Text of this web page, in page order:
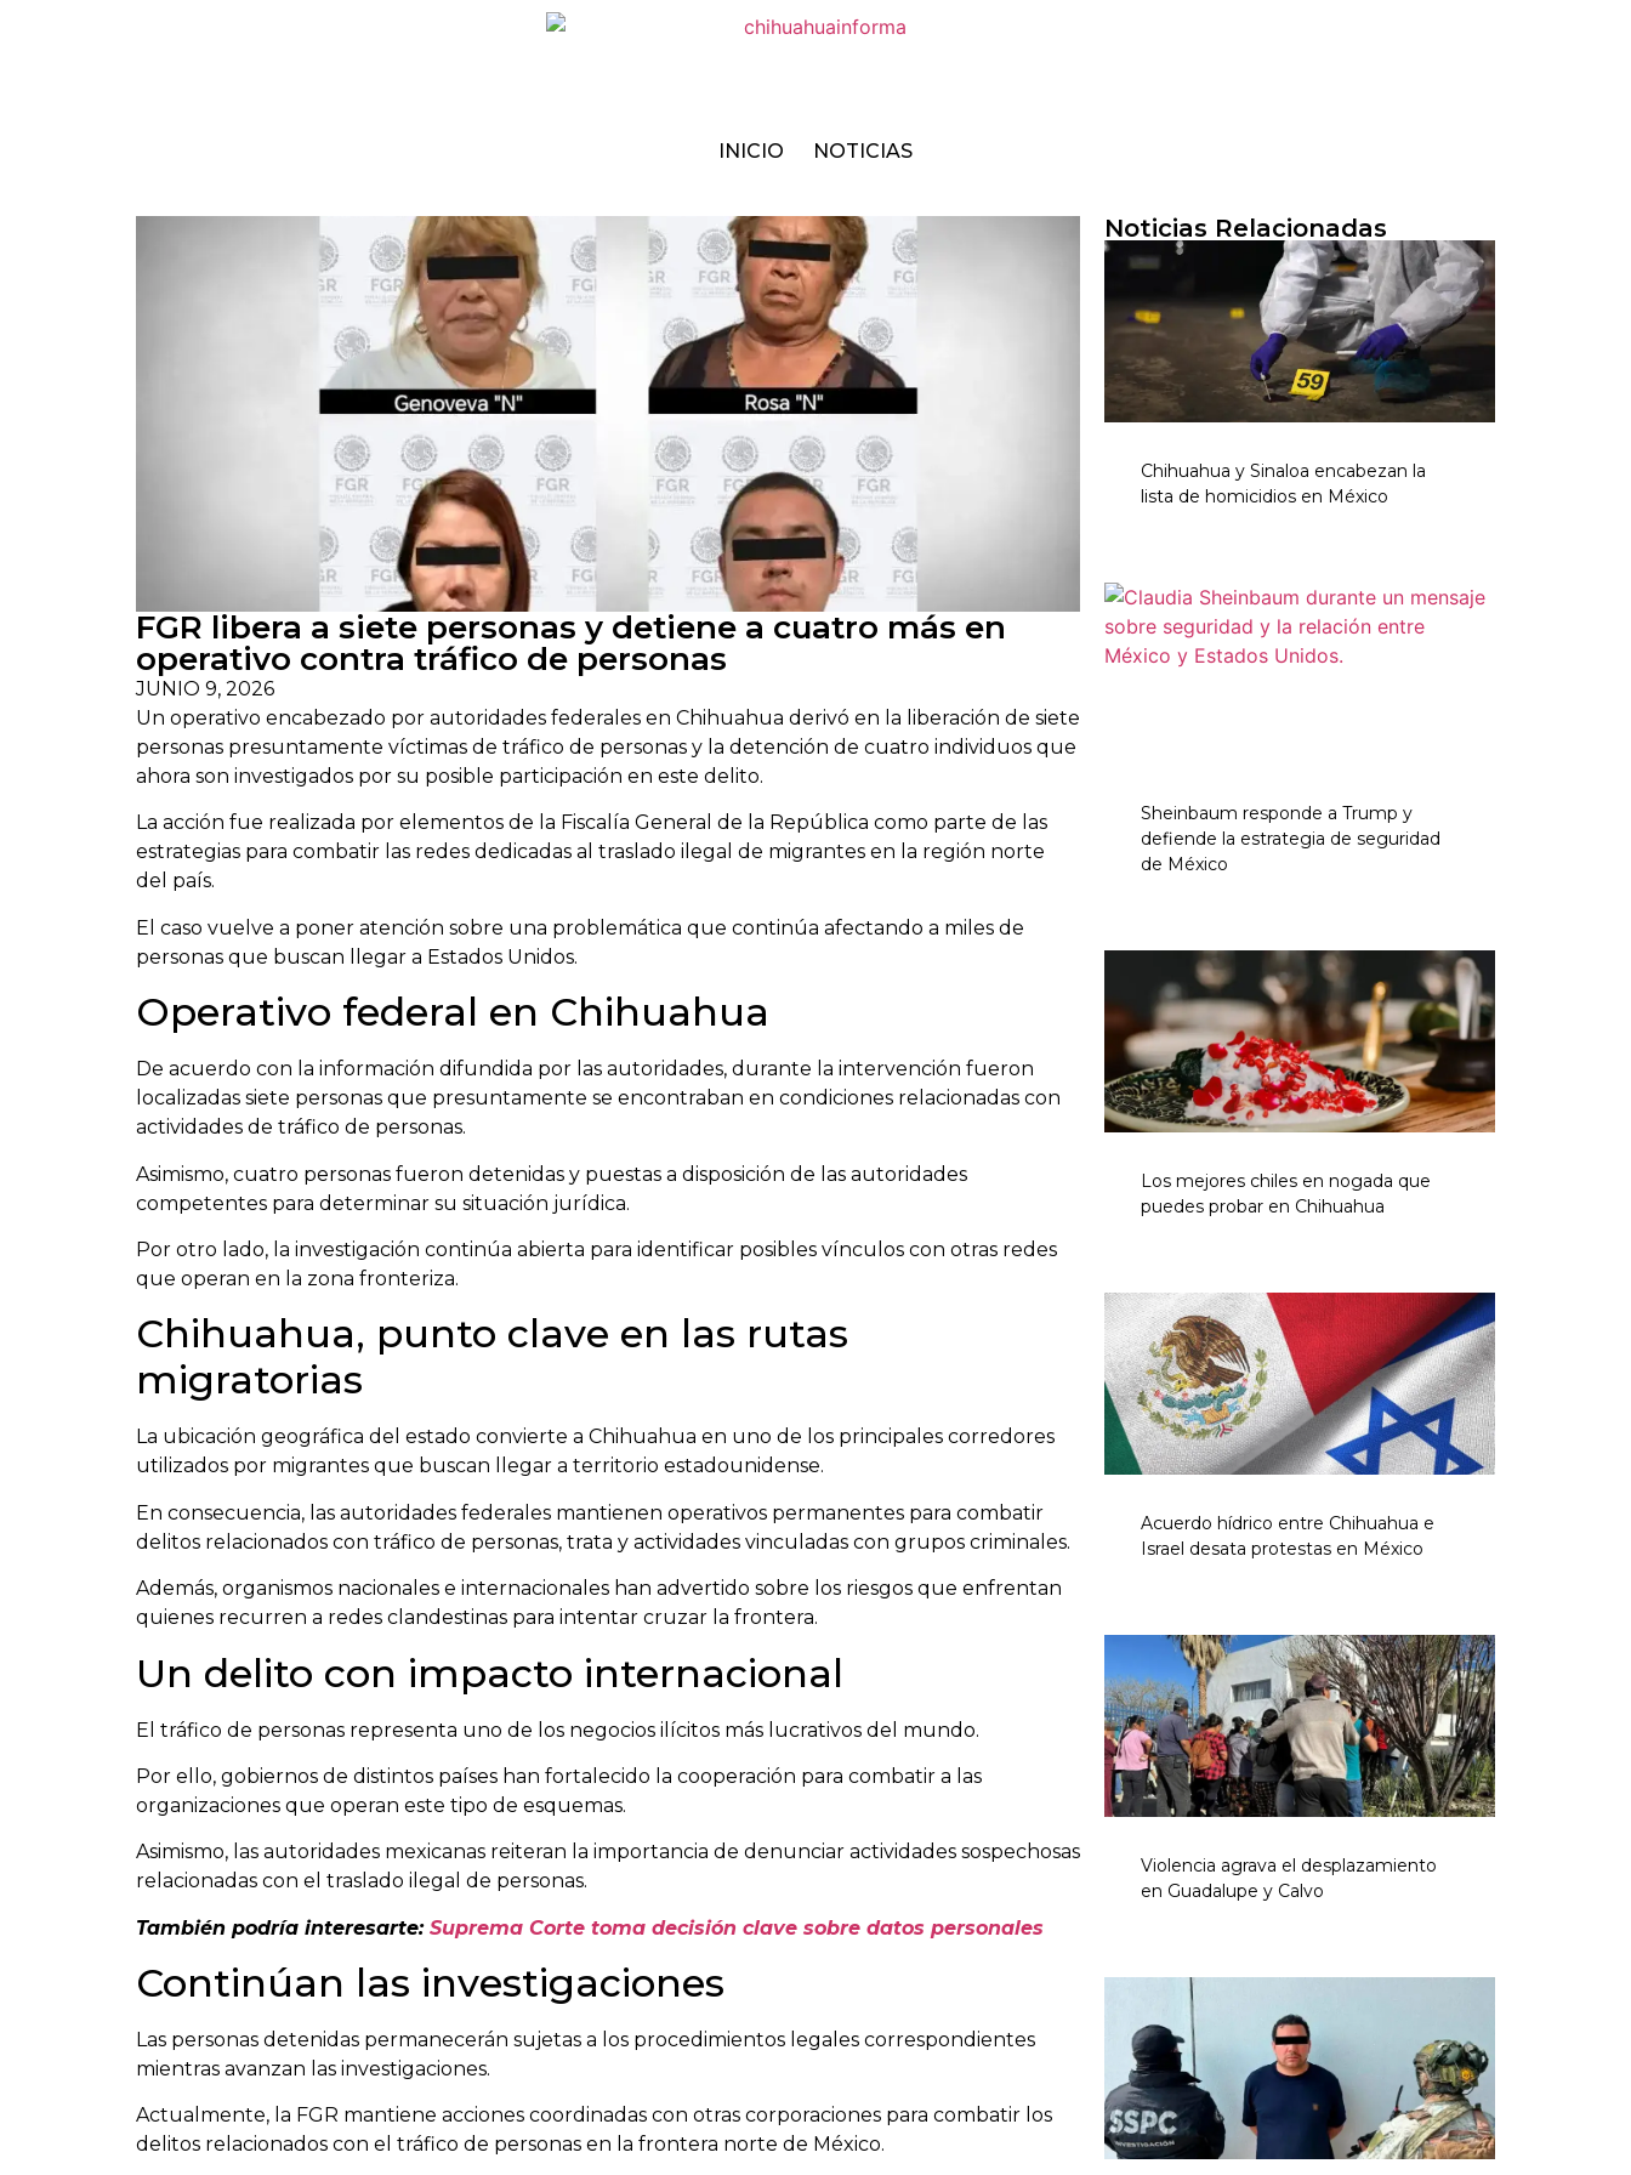
INICIO NOTICIAS
FGR libera a siete personas y detiene a cuatro más en
operativo contra tráfico de personas
JUNIO 9, 2026
Un operativo encabezado por autoridades federales en Chihuahua derivó en la liberación de siete
personas presuntamente víctimas de tráfico de personas y la detención de cuatro individuos que
ahora son investigados por su posible participación en este delito.
La acción fue realizada por elementos de la Fiscalía General de la República como parte de las
estrategias para combatir las redes dedicadas al traslado ilegal de migrantes en la región norte
del país.
El caso vuelve a poner atención sobre una problemática que continúa afectando a miles de
personas que buscan llegar a Estados Unidos.
Operativo federal en Chihuahua
De acuerdo con la información difundida por las autoridades, durante la intervención fueron
localizadas siete personas que presuntamente se encontraban en condiciones relacionadas con
actividades de tráfico de personas.
Asimismo, cuatro personas fueron detenidas y puestas a disposición de las autoridades
competentes para determinar su situación jurídica.
Por otro lado, la investigación continúa abierta para identificar posibles vínculos con otras redes
que operan en la zona fronteriza.
Chihuahua, punto clave en las rutas
migratorias
La ubicación geográfica del estado convierte a Chihuahua en uno de los principales corredores
utilizados por migrantes que buscan llegar a territorio estadounidense.
En consecuencia, las autoridades federales mantienen operativos permanentes para combatir
delitos relacionados con tráfico de personas, trata y actividades vinculadas con grupos criminales.
Además, organismos nacionales e internacionales han advertido sobre los riesgos que enfrentan
quienes recurren a redes clandestinas para intentar cruzar la frontera.
Un delito con impacto internacional
El tráfico de personas representa uno de los negocios ilícitos más lucrativos del mundo.
Por ello, gobiernos de distintos países han fortalecido la cooperación para combatir a las
organizaciones que operan este tipo de esquemas.
Asimismo, las autoridades mexicanas reiteran la importancia de denunciar actividades sospechosas
relacionadas con el traslado ilegal de personas.
También podría interesarte: Suprema Corte toma decisión clave sobre datos personales
Continúan las investigaciones
Las personas detenidas permanecerán sujetas a los procedimientos legales correspondientes
mientras avanzan las investigaciones.
Actualmente, la FGR mantiene acciones coordinadas con otras corporaciones para combatir los
delitos relacionados con el tráfico de personas en la frontera norte de México.
Noticias Relacionadas
Chihuahua y Sinaloa encabezan la
lista de homicidios en México
Sheinbaum responde a Trump y
defiende la estrategia de seguridad
de México
Los mejores chiles en nogada que
puedes probar en Chihuahua
Acuerdo hídrico entre Chihuahua e
Israel desata protestas en México
Violencia agrava el desplazamiento
en Guadalupe y Calvo